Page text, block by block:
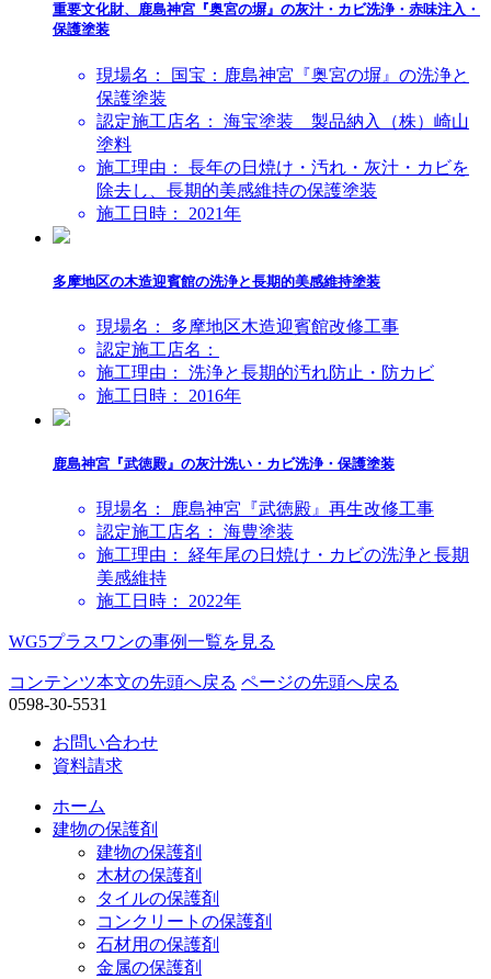
重要文化財、鹿島神宮『奥宮の塀』の灰汁・カビ洗浄・赤味注入・
保護塗装
現場名：
国宝：鹿島神宮『奥宮の塀』の洗浄と
保護塗装
認定施工店名：
海宝塗装 製品納入（株）崎山
塗料
施工理由：
長年の日焼け・汚れ・灰汁・カビを
除去し、長期的美感維持の保護塗装
施工日時：
2021年
多摩地区の木造迎賓館の洗浄と長期的美感維持塗装
現場名：
多摩地区木造迎賓館改修工事
認定施工店名：
施工理由：
洗浄と長期的汚れ防止・防カビ
施工日時：
2016年
鹿島神宮『武徳殿』の灰汁洗い・カビ洗浄・保護塗装
現場名：
鹿島神宮『武徳殿』再生改修工事
認定施工店名：
海豊塗装
施工理由：
経年尾の日焼け・カビの洗浄と長期
美感維持
施工日時：
2022年
WG5プラスワンの事例一覧を見る
コンテンツ本文の先頭へ戻る ページの先頭へ戻る
0598-30-5531
お問い合わせ
資料請求
ホーム
建物の保護剤
建物の保護剤
木材の保護剤
タイルの保護剤
コンクリートの保護剤
石材用の保護剤
金属の保護剤